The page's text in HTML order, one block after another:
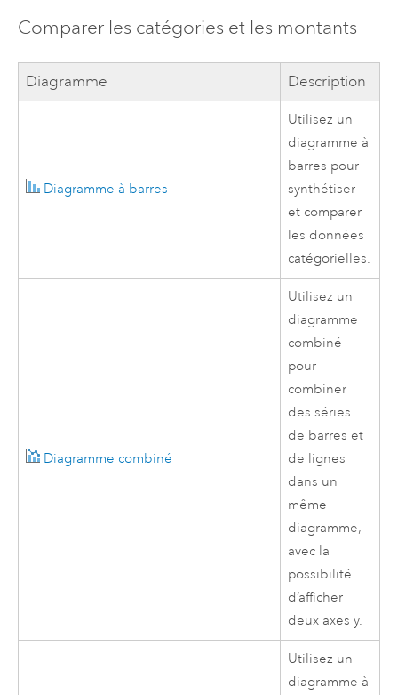
Comparer les catégories et les montants
Diagramme Description
Diagramme à barres
Utilisez un
diagramme à
barres pour
synthétiser
et comparer
les données
catégorielles.
Diagramme combiné
Utilisez un
diagramme
combiné
pour
combiner
des séries
de barres et
de lignes
dans un
même
diagramme,
avec la
possibilité
d’afficher
deux axes y.
Utilisez un
diagramme à